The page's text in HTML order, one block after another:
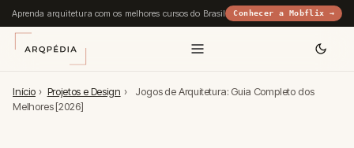
Aprenda arquitetura com os melhores cursos do Brasil Conhecer a Mobflix →
Início › Projetos e Design ›
Jogos de Arquitetura: Guia Completo dos
Melhores [2026]